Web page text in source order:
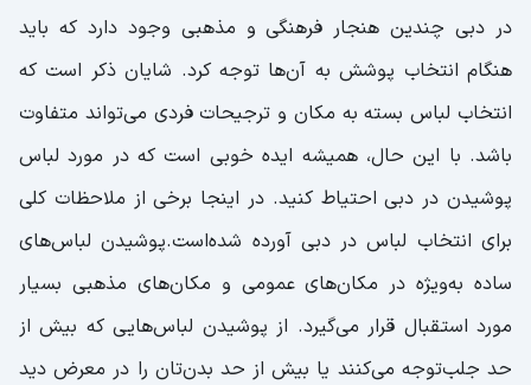
در دبی چندین هنجار فرهنگی و مذهبی وجود دارد که باید
هنگام انتخاب پوشش به آن‌ها توجه کرد. شایان ذکر است که
انتخاب لباس بسته به مکان و ترجیحات فردی می‌تواند متفاوت
باشد. با این حال، همیشه ایده خوبی است که در مورد لباس
پوشیدن در دبی احتیاط کنید. در اینجا برخی از ملاحظات کلی
برای انتخاب لباس در دبی آورده شده‌است.پوشیدن لباس‌های
ساده به‌ویژه در مکان‌های عمومی و مکان‌های مذهبی بسیار
مورد استقبال قرار می‌گیرد. از پوشیدن لباس‌هایی که بیش از
حد جلب‌توجه می‌کنند یا بیش از حد بدن‌تان را در معرض دید